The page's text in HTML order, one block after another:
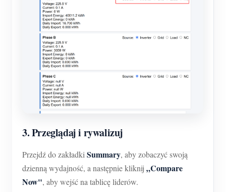
3. Przeglądaj i rywalizuj
Przejdź do zakładkiSummary, aby zobaczyć swoją
dzienną wydajność, a następnie kliknij „Compare
Now", aby wejść na tablicę liderów.